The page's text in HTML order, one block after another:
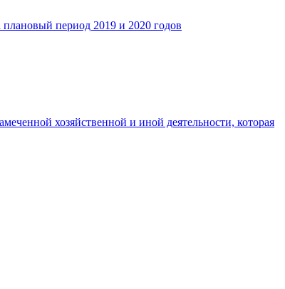
период 2019 и 2020 годов
хозяйственной и иной деятельности, которая